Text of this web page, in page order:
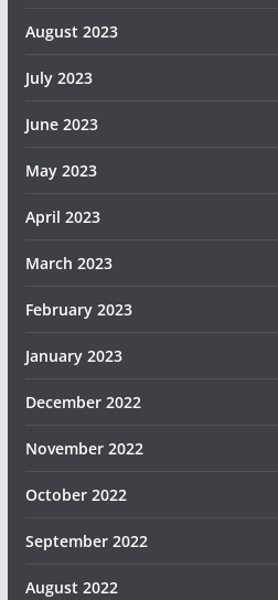
August 2023
July 2023
June 2023
May 2023
April 2023
March 2023
February 2023
January 2023
December 2022
November 2022
October 2022
September 2022
August 2022